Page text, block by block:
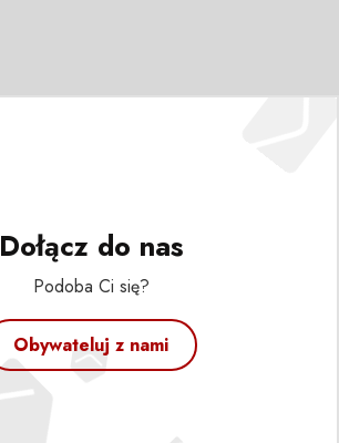
Dołącz do nas
Podoba Ci się?
Obywateluj z nami